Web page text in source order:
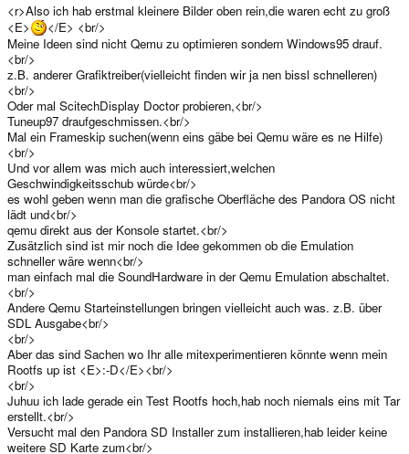
<r>Also ich hab erstmal kleinere Bilder oben rein,die waren echt zu groß
<E>
</E> <br/>
Meine Ideen sind nicht Qemu zu optimieren sondern Windows95 drauf.
<br/>
z.B. anderer Grafiktreiber(vielleicht finden wir ja nen bissl schnelleren)
<br/>
Oder mal ScitechDisplay Doctor probieren,<br/>
Tuneup97 draufgeschmissen.<br/>
Mal ein Frameskip suchen(wenn eins gäbe bei Qemu wäre es ne Hilfe)
<br/>
Und vor allem was mich auch interessiert,welchen
Geschwindigkeitsschub würde<br/>
es wohl geben wenn man die grafische Oberfläche des Pandora OS nicht
lädt und<br/>
qemu direkt aus der Konsole startet.<br/>
Zusätzlich sind ist mir noch die Idee gekommen ob die Emulation
schneller wäre wenn<br/>
man einfach mal die SoundHardware in der Qemu Emulation abschaltet.
<br/>
Andere Qemu Starteinstellungen bringen vielleicht auch was. z.B. über
SDL Ausgabe<br/>
<br/>
Aber das sind Sachen wo Ihr alle mitexperimentieren könnte wenn mein
Rootfs up ist <E>:-D</E><br/>
<br/>
Juhuu ich lade gerade ein Test Rootfs hoch,hab noch niemals eins mit Tar
erstellt.<br/>
Versucht mal den Pandora SD Installer zum installieren,hab leider keine
weitere SD Karte zum<br/>